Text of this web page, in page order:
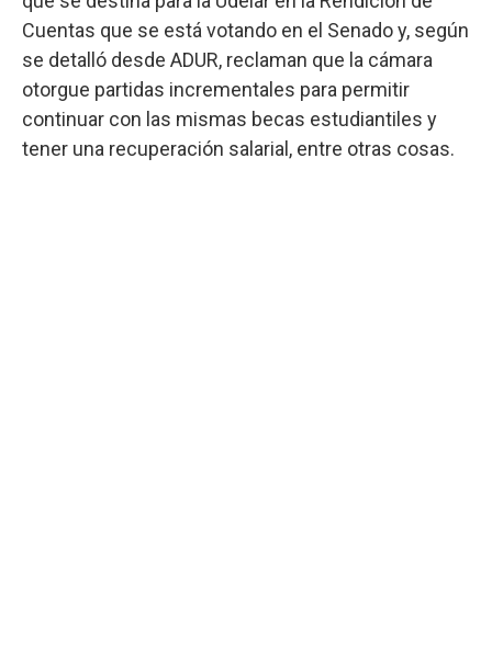
Cuentas que se está votando en el Senado y, según
se detalló desde ADUR, reclaman que la cámara
otorgue partidas incrementales para permitir
continuar con las mismas becas estudiantiles y
tener una recuperación salarial, entre otras cosas.